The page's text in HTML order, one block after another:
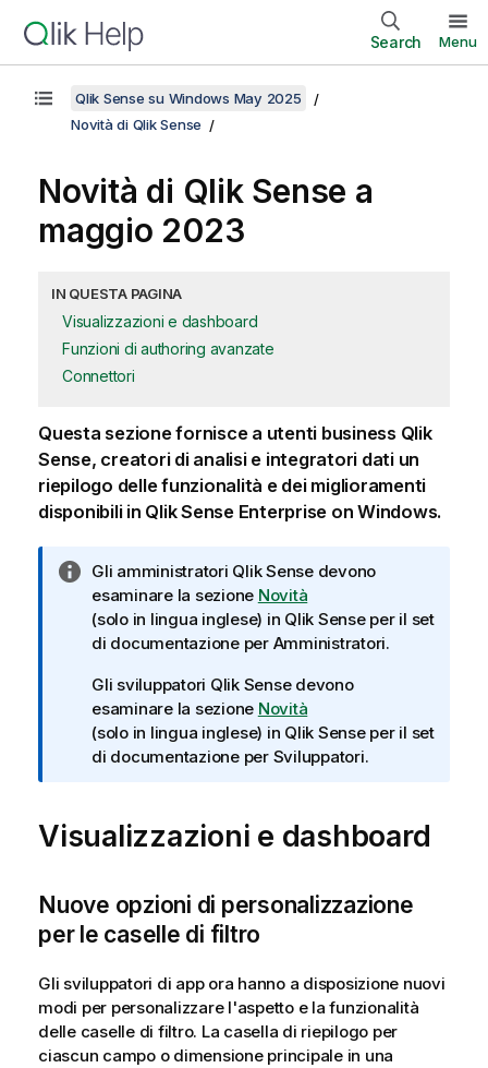
Search Menu
Qlik Sense su Windows May 2025
Novità di Qlik Sense
Novità di Qlik Sense a
maggio 2023
IN QUESTA PAGINA
Visualizzazioni e dashboard
Funzioni di authoring avanzate
Connettori
Questa sezione fornisce a utenti business Qlik
Sense, creatori di analisi e integratori dati un
riepilogo delle funzionalità e dei miglioramenti
disponibili in Qlik Sense Enterprise on Windows.
N
o
t
a
n
f
o
r
t
a
Gli amministratori Qlik Sensedevono
esaminare la sezione Novità
(solo in lingua inglese) in Qlik Senseper il set
di documentazione per Amministratori.
Gli sviluppatori Qlik Sensedevono
esaminare la sezione Novità
(solo in lingua inglese) in Qlik Senseper il set
di documentazione per Sviluppatori.
Visualizzazioni e dashboard
Nuove opzioni di personalizzazione
per le caselle di filtro
Gli sviluppatori di app ora hanno a disposizione nuovi
modi per personalizzare l'aspetto e la funzionalità
delle caselle di filtro. La casella di riepilogo per
ciascun campo o dimensione principale in una